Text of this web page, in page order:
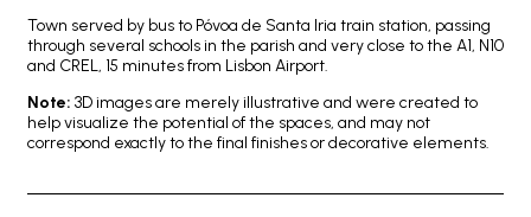
Town served by bus to Póvoa de Santa Iria train station, passing
through several schools in the parish and very close to the A1, N10
and CREL, 15 minutes from Lisbon Airport.
Note: 3D images are merely illustrative and were created to
help visualize the potential of the spaces, and may not
correspond exactly to the final finishes or decorative elements.